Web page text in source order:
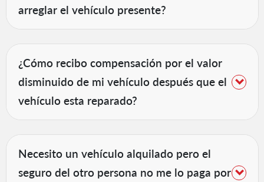
arreglar el vehículo presente?
¿Cómo recibo compensación por el valor
disminuido de mi vehículo después que el
vehículo esta reparado?
Necesito un vehículo alquilado pero el
seguro del otro persona no me lo paga por